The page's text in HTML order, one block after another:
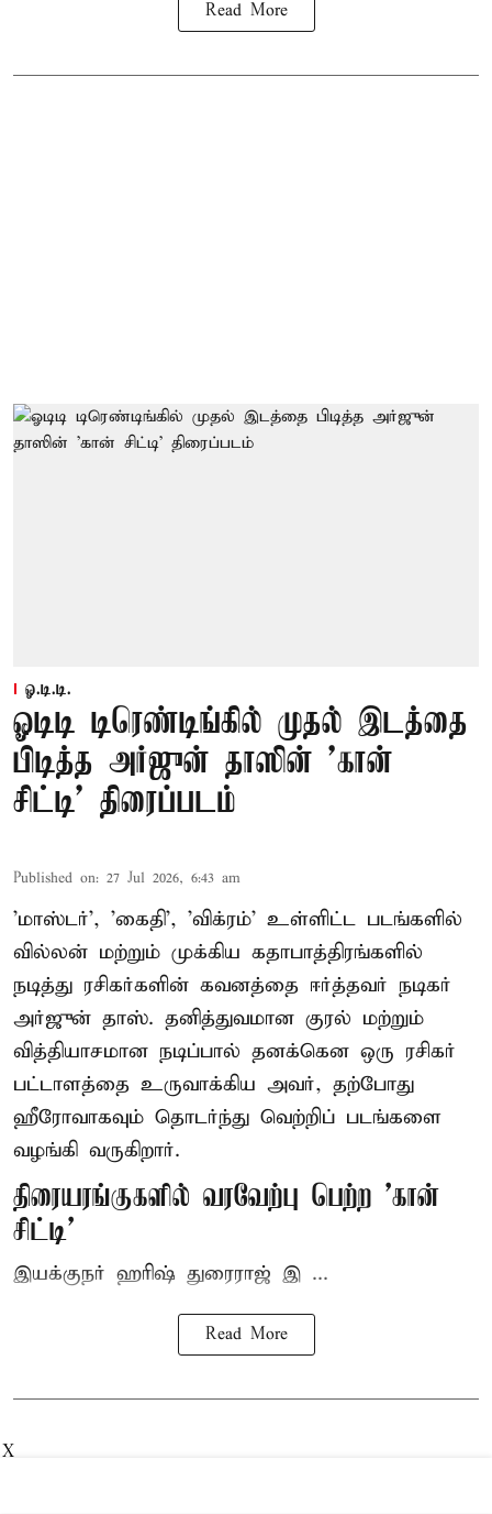
Read More
ஓ.டி.டி.
ஓடிடி டிரெண்டிங்கில் முதல் இடத்தை
பிடித்த அர்ஜுன் தாஸின் 'கான்
சிட்டி' திரைப்படம்
Published on: 27 Jul 2026, 6:43 am
'மாஸ்டர்', 'கைதி', 'விக்ரம்' உள்ளிட்ட படங்களில்
வில்லன் மற்றும் முக்கிய கதாபாத்திரங்களில்
நடித்து ரசிகர்களின் கவனத்தை ஈர்த்தவர் நடிகர்
அர்ஜுன் தாஸ். தனித்துவமான குரல் மற்றும்
வித்தியாசமான நடிப்பால் தனக்கென ஒரு ரசிகர்
பட்டாளத்தை உருவாக்கிய அவர், தற்போது
ஹீரோவாகவும் தொடர்ந்து வெற்றிப் படங்களை
வழங்கி வருகிறார்.
திரையரங்குகளில் வரவேற்பு பெற்ற 'கான்
சிட்டி'
இயக்குநர் ஹரிஷ் துரைராஜ் இ ...
Read More
X